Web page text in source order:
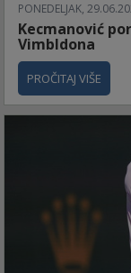
PONEDELJAK,
Kecmanović
Vimbldona
PROČITAJ VIŠE